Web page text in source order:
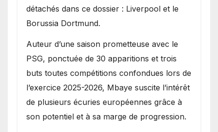
détachés dans ce dossier : Liverpool et le
Borussia Dortmund.
Auteur d’une saison prometteuse avec le
PSG, ponctuée de 30 apparitions et trois
buts toutes compétitions confondues lors de
l’exercice 2025-2026, Mbaye suscite l’intérêt
de plusieurs écuries européennes grâce à
son potentiel et à sa marge de progression.